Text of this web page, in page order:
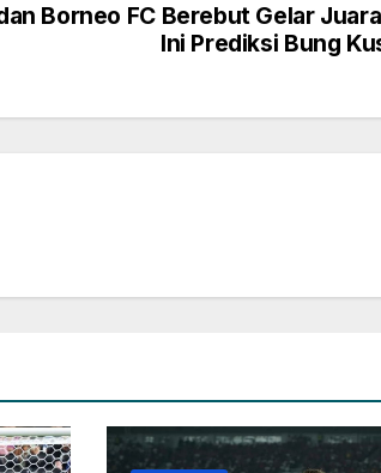
Borneo FC Berebut Gelar
Ini Prediksi Bung